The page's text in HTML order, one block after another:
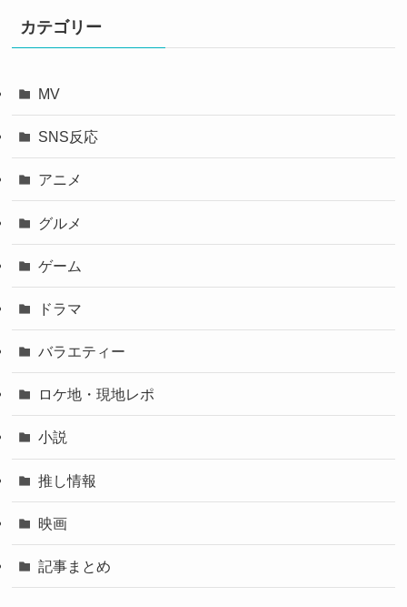
カテゴリー
MV
SNS反応
アニメ
グルメ
ゲーム
ドラマ
バラエティー
ロケ地・現地レポ
小説
推し情報
映画
記事まとめ